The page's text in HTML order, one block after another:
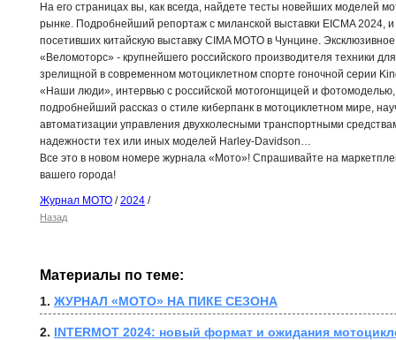
На его страницах вы, как всегда, найдете тесты новейших моделей
рынке. Подробнейший репортаж с миланской выставки EICMA 2024,
посетивших китайскую выставку CIMA MOTO в Чунцине.
«Веломоторс» - крупнейшего российского производителя техники
зрелищной в современном мотоциклетном спорте гоночной серии
«Наши люди», интервью с российской мотогонщицей и
подробнейший рассказ о стиле киберпанк в мотоциклетном мире,
автоматизации управления двухколесными транспортными
надежности тех или иных моделей Harley-Davidson…
Все это в новом номере журнала «Мото»! Спрашивайте на
вашего города!
Журнал МОТО /2024 /
Назад
Материалы по теме:
1. ЖУРНАЛ «МОТО» НА ПИКЕ СЕЗОНА
2. INTERMOT 2024: новый формат и ожидания